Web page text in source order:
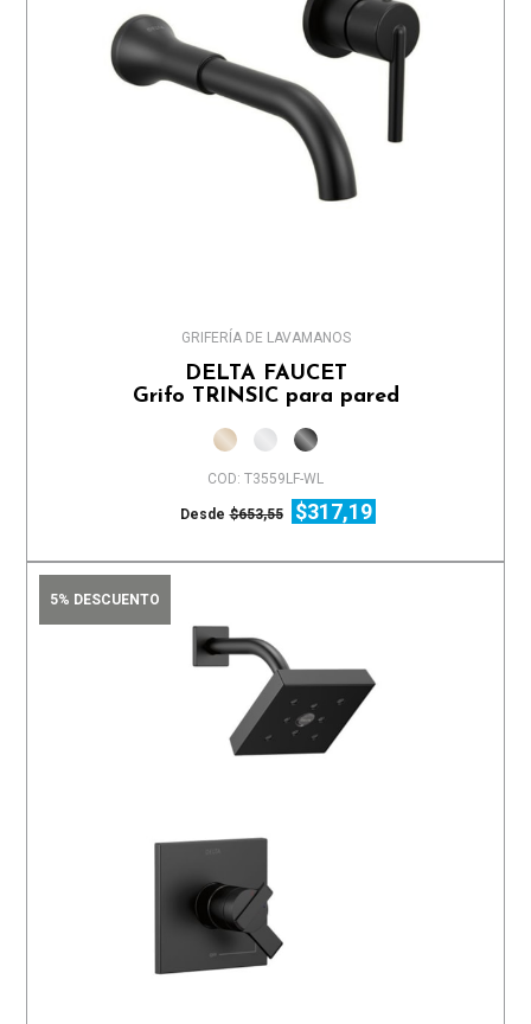
GRIFERÍA DE LAVAMANOS
DELTA FAUCET
Grifo TRINSIC para pared
COD: T3559LF-WL
Desde $653,55 $317,19
5% DESCUENTO